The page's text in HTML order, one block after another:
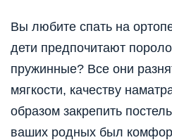
Вы любите спать на
дети предпочитают
пружинные? Все они
мягкости, качеству
образом закрепить
ваших родных был